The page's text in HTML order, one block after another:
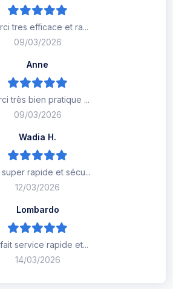
tres efficace et ra...
09/03/2026
Anne
très bien pratique ...
09/03/2026
Wadia H.
super rapide et sécu...
12/03/2026
Lombardo
service rapide et...
14/03/2026